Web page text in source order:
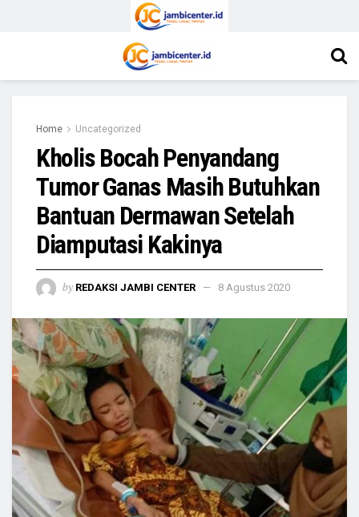
Home Uncategorized
Kholis Bocah Penyandang
Tumor Ganas Masih Butuhkan
Bantuan Dermawan Setelah
Diamputasi Kakinya
by REDAKSI JAMBI CENTER 8 Agustus 2020